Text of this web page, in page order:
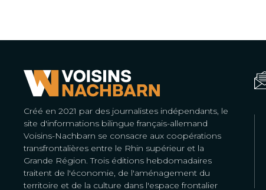
Créé en 2021 par des journalistes indépendants, le
site d'informations bilingue français-allemand
Voisins-Nachbarn se consacre aux coopérations
transfrontalières entre le Rhin supérieur et la
Grande Région. Trois éditions hebdomadaires
traitent de l'économie, de l'aménagement du
territoire et de la culture dans l'espace frontalier